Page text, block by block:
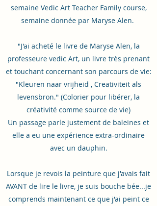
semaine Vedic Art Teacher Family course,
semaine donnée par Maryse Alen.
"J'ai acheté le livre de Maryse Alen, la
professeure vedic Art, un livre très prenant
et touchant concernant son parcours de vie:
"Kleuren naar vrijheid , Creativiteit als
levensbron." (Colorier pour libérer, la
créativité comme source de vie)
Un passage parle justement de baleines et
elle a eu une expérience extra-ordinaire
avec un dauphin.
Lorsque je revois la peinture que j'avais fait
AVANT de lire le livre, je suis bouche bée...je
comprends maintenant ce que j'ai peint ce